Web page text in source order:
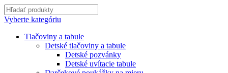
Vyberte kategóriu
Tlačoviny a tabule
Detské tlačoviny a tabule
Detské pozvánky
Detské uvítacie tabule